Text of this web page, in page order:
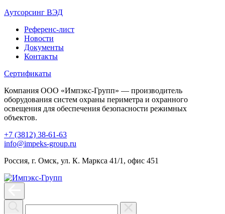
Аутсорсинг ВЭД
Референс-лист
Новости
Документы
Контакты
Сертификаты
Компания ООО «Импэкс-Групп» — производитель
оборудования систем охраны периметра и охранного
освещения для обеспечения безопасности режимных
объектов.
+7 (3812) 38-61-63
info@impeks-group.ru
Россия, г. Омск, ул. К. Маркса 41/1, офис 451